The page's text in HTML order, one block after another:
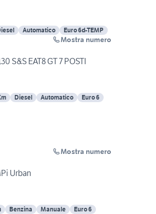
Automatico
Euro 6d-TEMP
Mostra numero
S&S EAT8 GT 7 POSTI
Diesel Automatico Euro 6
Mostra numero
Urban
Benzina Manuale Euro 6